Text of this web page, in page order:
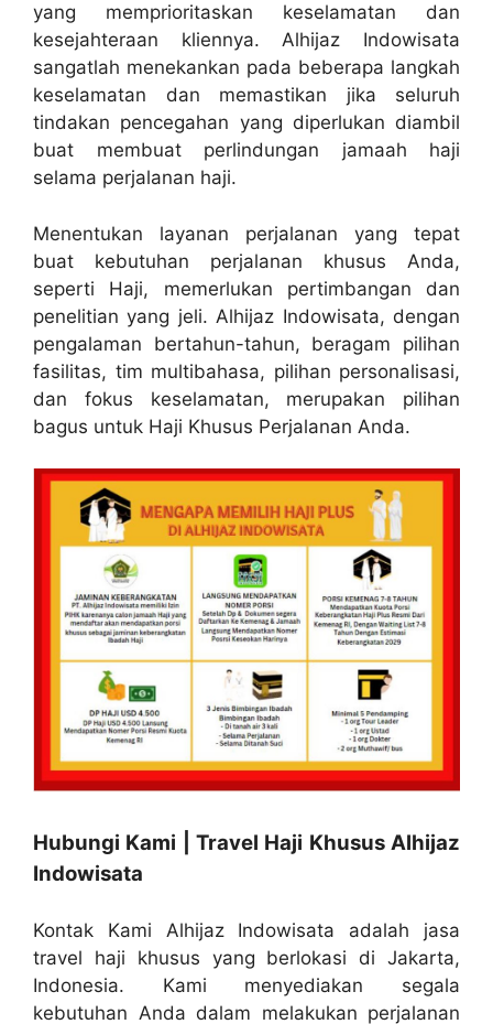
yang memprioritaskan keselamatan dan
kesejahteraan kliennya. Alhijaz Indowisata
sangatlah menekankan pada beberapa langkah
keselamatan dan memastikan jika seluruh
tindakan pencegahan yang diperlukan diambil
buat membuat perlindungan jamaah haji
selama perjalanan haji.
Menentukan layanan perjalanan yang tepat
buat kebutuhan perjalanan khusus Anda,
seperti Haji, memerlukan pertimbangan dan
penelitian yang jeli. Alhijaz Indowisata, dengan
pengalaman bertahun-tahun, beragam pilihan
fasilitas, tim multibahasa, pilihan personalisasi,
dan fokus keselamatan, merupakan pilihan
bagus untuk Haji Khusus Perjalanan Anda.
Hubungi Kami | Travel Haji Khusus Alhijaz
Indowisata
Kontak Kami Alhijaz Indowisata adalah jasa
travel haji khusus yang berlokasi di Jakarta,
Indonesia. Kami menyediakan segala
kebutuhan Anda dalam melakukan perjalanan